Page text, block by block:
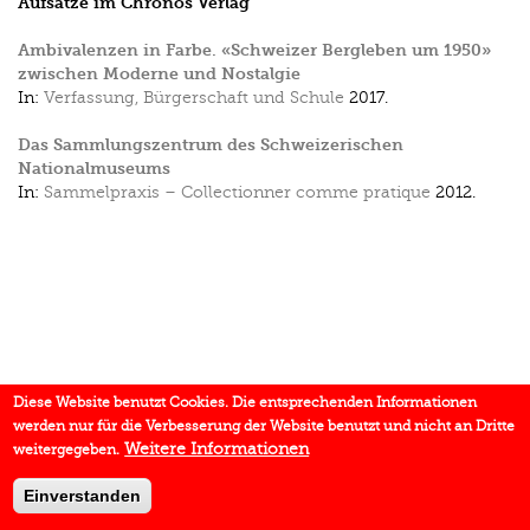
Ambivalenzen in Farbe. «Schweizer Bergleben um 1950»
zwischen Moderne und Nostalgie
In: Verfassung, Bürgerschaft und Schule 2017.
Das Sammlungszentrum des Schweizerischen
Nationalmuseums
In: Sammelpraxis – Collectionner comme pratique 2012.
Diese Website benutzt Cookies. Die entsprechenden Informationen
werden nur für die Verbesserung der Website benutzt und nicht an Dritte
weitergegeben. Weitere Informationen
Einverstanden